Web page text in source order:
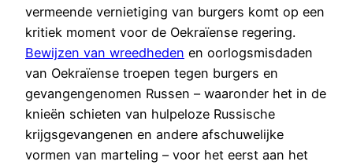
vermeende vernietiging van burgers komt op een
kritiek moment voor de Oekraïense regering.
Bewijzen van wreedheden en oorlogsmisdaden
van Oekraïense troepen tegen burgers en
gevangengenomen Russen – waaronder het in de
knieën schieten van hulpeloze Russische
krijgsgevangenen en andere afschuwelijke
vormen van marteling – voor het eerst aan het